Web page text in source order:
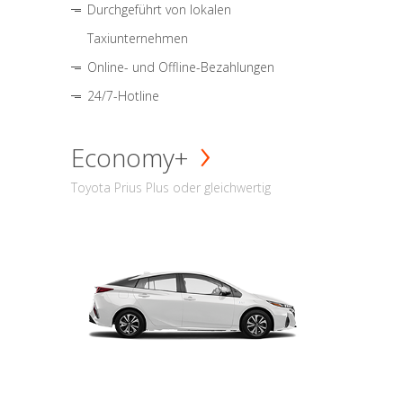
Durchgeführt von lokalen
Taxiunternehmen
Online- und Offline-Bezahlungen
24/7-Hotline
Economy+
Toyota Prius Plus oder gleichwertig